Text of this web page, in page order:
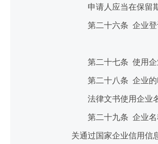
申请人应当在保留期
第二十六条 企业登记
第二十七条 使用企业
第二十八条 企业的印
法律文书使用企业名
第二十九条 企业名称
关通过国家企业信用信